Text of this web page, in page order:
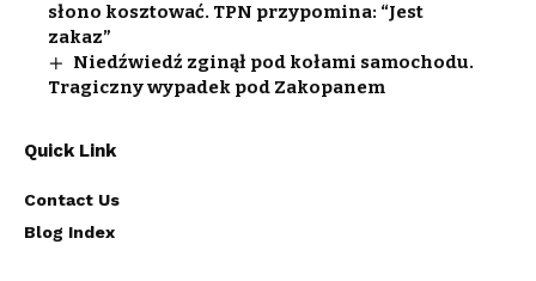
słono kosztować. TPN przypomina: “Jest
zakaz”
Niedźwiedź zginął pod kołami samochodu.
Tragiczny wypadek pod Zakopanem
Quick Link
Contact Us
Blog Index